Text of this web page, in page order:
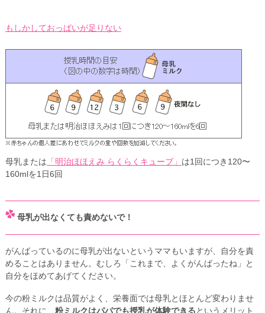
もしかしておっぱいが足りない
母乳または 「明治ほほえみ らくらくキューブ」 は1回につき120〜
160mlを1日6回
母乳が出なくても責めないで！
がんばっているのに母乳が出ないというママもいますが、自分を責
めることはありません。むしろ「これまで、よくがんばったね」と
自分をほめてあげてください。
今の粉ミルクは品質がよく、栄養面では母乳とほとんど変わりませ
ん。それに、 粉ミルクはパパでも授乳が体験できるというメリット